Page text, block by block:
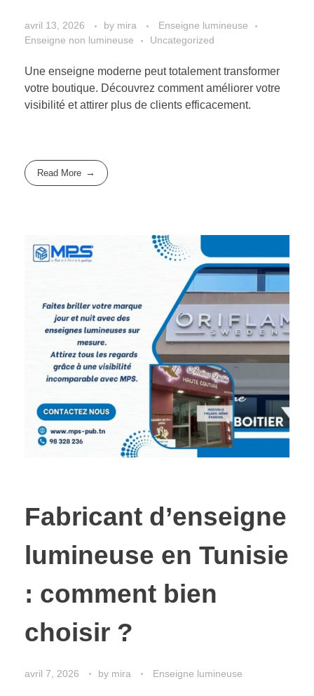
avril 13, 2026 by mira
Enseigne lumineuse
Enseigne non lumineuse
Uncategorized
Une enseigne moderne peut totalement transformer
votre boutique. Découvrez comment améliorer votre
visibilité et attirer plus de clients efficacement.
Read More
Fabricant d’enseigne
lumineuse en Tunisie
: comment bien
choisir ?
avril 7, 2026 by mira Enseigne lumineuse